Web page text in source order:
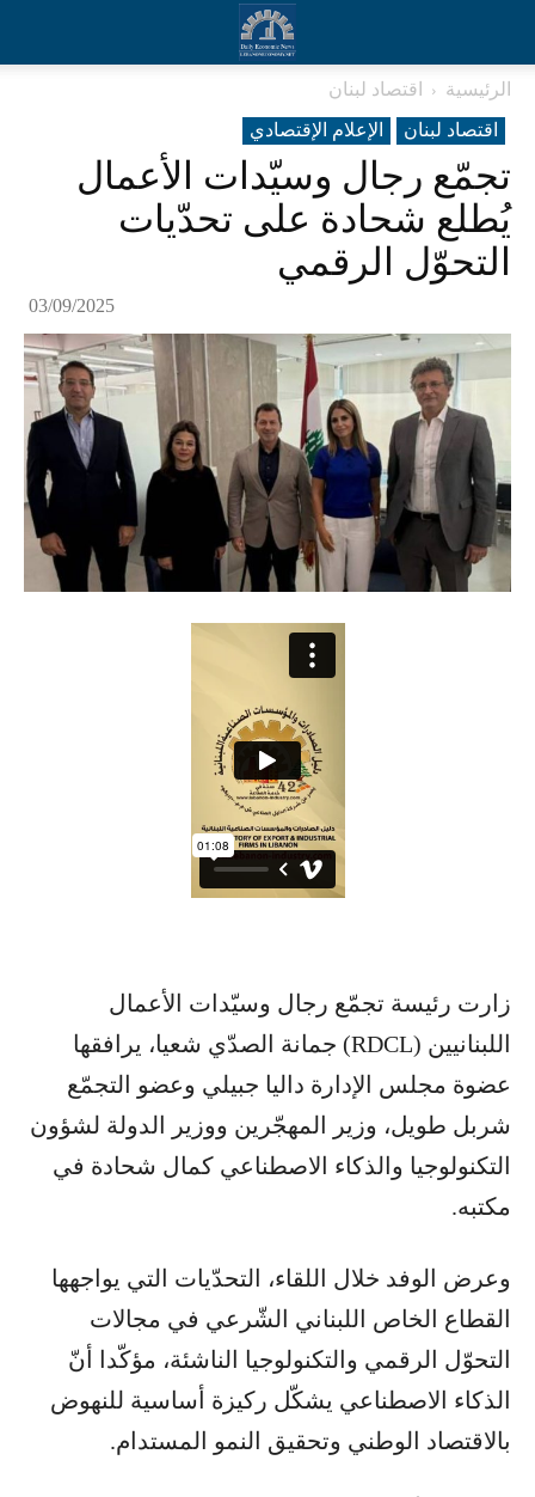
الرئيسية
اقتصاد لبنان
اقتصاد لبنان
الإعلام الإقتصادي
تجمّع رجال وسيّدات الأعمال
يُطلع شحادة على تحدّيات
التحوّل الرقمي
03/09/2025
زارت رئيسة تجمّع رجال وسيّدات الأعمال
اللبنانيين (RDCL) جمانة الصدّي شعيا، يرافقها
عضوة مجلس الإدارة داليا جبيلي وعضو التجمّع
شربل طويل، وزير المهجّرين ووزير الدولة لشؤون
التكنولوجيا والذكاء الاصطناعي كمال شحادة في
مكتبه.
وعرض الوفد خلال اللقاء، التحدّيات التي يواجهها
القطاع الخاص اللبناني الشّرعي في مجالات
التحوّل الرقمي والتكنولوجيا الناشئة، مؤكّدا أنّ
الذكاء الاصطناعي يشكّل ركيزة أساسية للنهوض
بالاقتصاد الوطني وتحقيق النمو المستدام.